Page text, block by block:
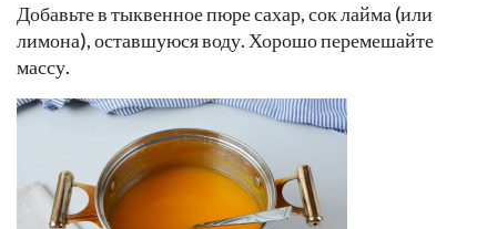
Добавьте в тыквенное пюре сахар, сок лайма (или
лимона), оставшуюся воду. Хорошо перемешайте
массу.